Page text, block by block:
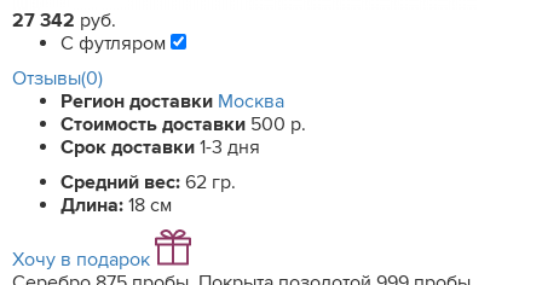
27 342 руб.
С футляром
Отзывы(0)
Регион доставки Москва
Стоимость доставки 500 р.
Срок доставки 1-3 дня
Средний вес: 62 гр.
Длина: 18 см
Хочу в подарок